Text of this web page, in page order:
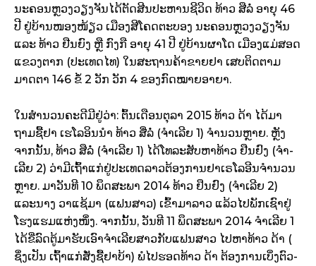
ນະ­ຄອນ­ຫຼວງ​ວຽງ​ຈັນ​ໄດ້​ຕັດ​ສີນ​ປະ­ຫານ​ຊີ­ວິດ ທ້າວ ສື​ລໍ່ ອາ­ຍຸ 46
ປີ ຢູ່ບ້ານ​ໜອງ​ໜ້ຽວ ເມືອງ​ສີ​ໂຄດຕະ­ບອງ ນະ­ຄອນ­ຫຼວງ​ວຽງ​ຈັນ
ແລະ ທ້າວ ຢືນ​ຍົງ ຫຼື ກົງ​ກື ອາ­ຍຸ 41 ປີ ຢູ່ບ້ານ​ຜາ​ໂດ ເມືອງ​ແມ່​ສອດ
ແຂວງ​ຕາກ (ປະ­ເທດ​ໄທ) ໃນ​ສະ­ຖານ​ຄ້າ­ຂາຍ​ຢາ ເສບ​ຕິດ­ຕາມ​
ມາດ­ຕາ 146 ຂໍ້ 2 ວັກ ວັກ 4 ຂອງ​ກົດ­ໝາຍ​ອາ­ຍາ.
ໃນ​ສຳ­ນວນ​ຄະ­ດີ​ມີ​ຢູ່​ວ່າ: ຕົ້ນ​ເດືອນຕຸ­ລາ 2015 ທ້າວ ດ້າ ໄດ້​ມາ​
ຖາມ​ຊື້​ຢາ ເຮ​ໂລ​ອິນ​ນຳ ທ້າວ ສື່​ລໍ່ (ຈຳ­ເລີຍ 1) ຈຳນວນ​ຫຼາຍ. ຫຼັງ​
ຈາກ​ນັ້ນ, ທ້າວ ສື​ລໍ່ (ຈຳເລີຍ 1) ໄດ້​ໂທລະ­ສັບ​ຫາ​ທ້າວ ຢືນ​ຢົງ (ຈຳ­
ເລີຍ 2) ວ່າ​ມີ​ເຖ​ົ້າ​ແກ່​ຢູ່​ປະ­ເທດ​ລາວຕ້ອງ­ການ​ຢາ​ເຣ​ໂລ​ອີນ​ຈຳ­ນວນ​
ຫຼາຍ. ມາວັນ​ທີ 10 ພຶດ­ສະ­ພາ 2014 ທ້າວ ຢຶນຢົງ (ຈຳ­ເລີຍ 2)
ແລະ​ນາງ ວາ​ແຊ້​ມາ (ແຟນ​ສາວ) ເຂົ້າ​ມາ​ລາວ ແລ້ວ­ໄປພັກ​ເຊົາ​ຢູ່​
ໂຮງ­ແຮມ​ແຫ່ງ​ໜຶ່ງ. ຈາກ​ນັ້ນ, ວັນ​ທີ 11 ພຶດ­ສະ­ພາ 2014 ຈຳ­ເລີຍ 1
ໄດ້​ຂີ່​ລົດ​ຕູ້​ມາ​ຮັບ​ເອົາ​ຈຳ­ເລີຍ​ສາວ​ກັບແຟນ​ສາວ ໄປ​ຫາ​ທ້າວ ດ້າ (
ຊຶ່ງ​ເປັນ ເຖົ້າ​ແກ່​ສັ່ງ​ຊື້​ຢາ​ບ້າ) ພໍ​ໄປ​ຮອດ​ທ້າວ ດ້າ ຕ້ອງ­ການ​ເບິ່ງ​ຕົວ­